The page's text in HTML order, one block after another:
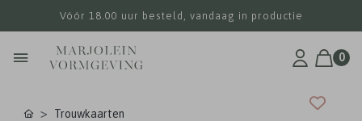
Vóór 18.00 uur besteld, vandaag in productie
0
Trouwkaarten